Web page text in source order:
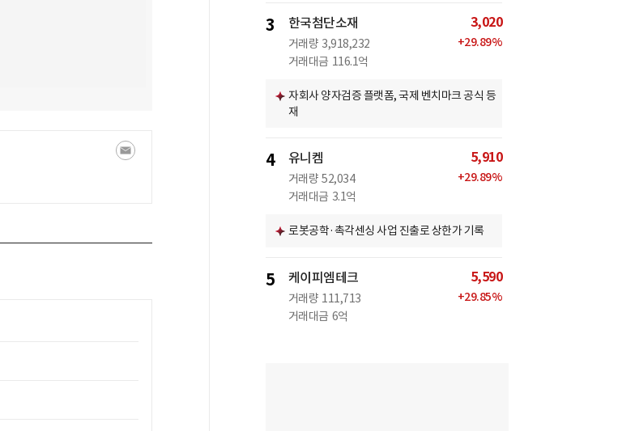
3 한국첨단소재
거래량 3,918,232
거래대금 116.1억
3,020
+29.89%
자회사 양자검증 플랫폼, 국제 벤치마크 공식 등
재
4 유니켐
거래량 52,034
거래대금 3.1억
5,910
+29.89%
로봇공학·촉각센싱 사업 진출로 상한가 기록
5 케이피엠테크
거래량 111,713
거래대금 6억
5,590
+29.85%